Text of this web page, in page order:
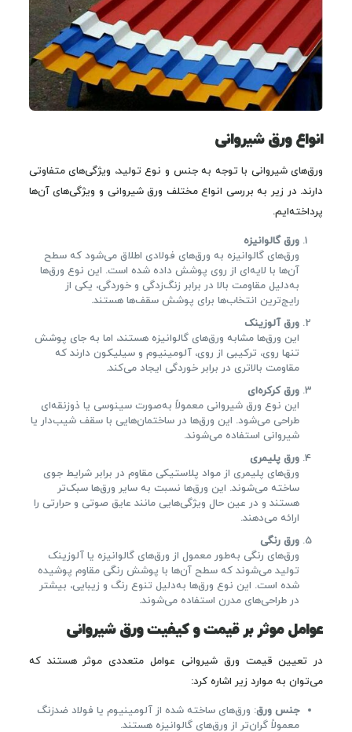
انواع ورق شیروانی
ورق‌های شیروانی با توجه به جنس و نوع تولید، ویژگی‌های متفاوتی
دارند. در زیر به بررسی انواع مختلف ورق شیروانی و ویژگی‌های آن‌ها
پرداخته‌ایم.
ورق گالوانیزه
ورق‌های گالوانیزه به ورق‌های فولادی اطلاق می‌شود که سطح
آن‌ها با لایه‌ای از روی پوشش داده شده است. این نوع ورق‌ها
به‌دلیل مقاومت بالا در برابر زنگ‌زدگی و خوردگی، یکی از
رایج‌ترین انتخاب‌ها برای پوشش سقف‌ها هستند.
ورق آلوزینک
این ورق‌ها مشابه ورق‌های گالوانیزه هستند، اما به جای پوشش
تنها روی، ترکیبی از روی، آلومینیوم و سیلیکون دارند که
مقاومت بالاتری در برابر خوردگی ایجاد می‌کند.
ورق کرکره‌ای
این نوع ورق شیروانی معمولاً به‌صورت سینوسی یا ذوزنقه‌ای
طراحی می‌شود. این ورق‌ها در ساختمان‌هایی با سقف شیب‌دار یا
شیروانی استفاده می‌شوند.
ورق پلیمری
ورق‌های پلیمری از مواد پلاستیکی مقاوم در برابر شرایط جوی
ساخته می‌شوند. این ورق‌ها نسبت به سایر ورق‌ها سبک‌تر
هستند و در عین حال ویژگی‌هایی مانند عایق صوتی و حرارتی را
ارائه می‌دهند.
ورق رنگی
ورق‌های رنگی به‌طور معمول از ورق‌های گالوانیزه یا آلوزینک
تولید می‌شوند که سطح آن‌ها با پوشش رنگی مقاوم پوشیده
شده است. این نوع ورق‌ها به‌دلیل تنوع رنگ و زیبایی، بیشتر
در طراحی‌های مدرن استفاده می‌شوند.
عوامل موثر بر قیمت و کیفیت ورق شیروانی
در تعیین قیمت ورق شیروانی عوامل متعددی موثر هستند که
می‌توان به موارد زیر اشاره کرد:
جنس ورق: ورق‌های ساخته شده از آلومینیوم یا فولاد ضدزنگ
معمولاً گران‌تر از ورق‌های گالوانیزه هستند.